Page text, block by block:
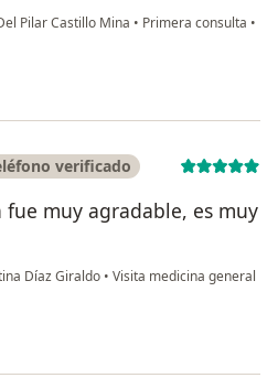
Pilar Castillo Mina • Primera consulta •
verificado
fue muy agradable, es muy
Díaz Giraldo • Visita medicina general